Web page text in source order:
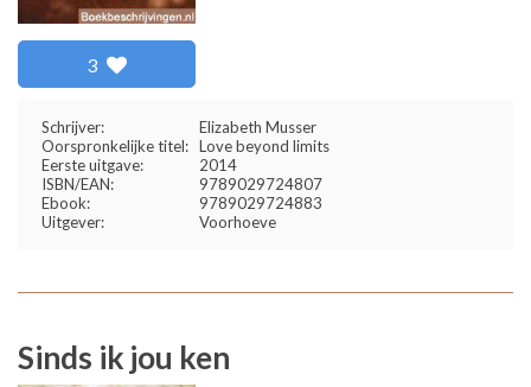
3
Schrijver:
Elizabeth Musser
Oorspronkelijke titel: Love beyond limits
Eerste uitgave:
2014
ISBN/EAN:
9789029724807
Ebook:
9789029724883
Uitgever:
Voorhoeve
Sinds ik jou ken